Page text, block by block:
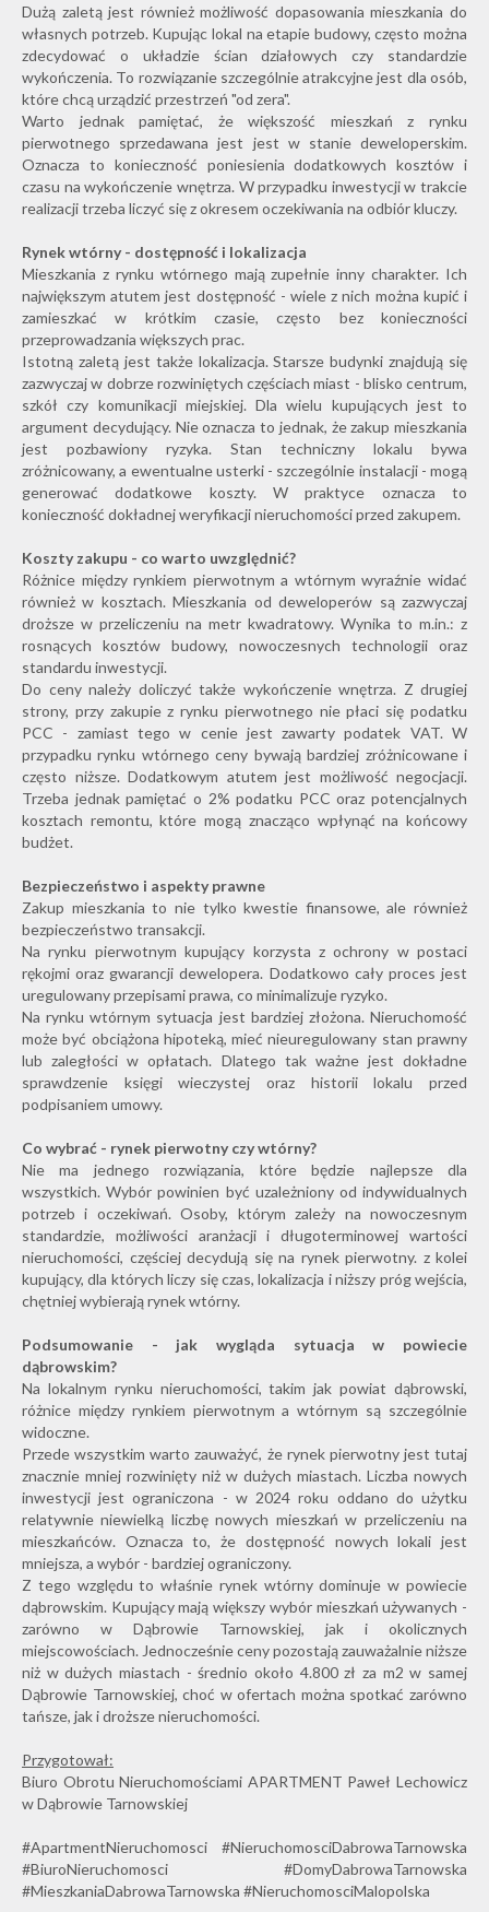
Dużą zaletą jest również możliwość dopasowania mieszkania do
własnych potrzeb. Kupując lokal na etapie budowy, często można
zdecydować o układzie ścian działowych czy standardzie
wykończenia. To rozwiązanie szczególnie atrakcyjne jest dla osób,
które chcą urządzić przestrzeń "od zera".
Warto jednak pamiętać, że większość mieszkań z rynku
pierwotnego sprzedawana jest jest w stanie deweloperskim.
Oznacza to konieczność poniesienia dodatkowych kosztów i
czasu na wykończenie wnętrza. W przypadku inwestycji w trakcie
realizacji trzeba liczyć się z okresem oczekiwania na odbiór kluczy.
Rynek wtórny - dostępność i lokalizacja
Mieszkania z rynku wtórnego mają zupełnie inny charakter. Ich
największym atutem jest dostępność - wiele z nich można kupić i
zamieszkać w krótkim czasie, często bez konieczności
przeprowadzania większych prac.
Istotną zaletą jest także lokalizacja. Starsze budynki znajdują się
zazwyczaj w dobrze rozwiniętych częściach miast - blisko centrum,
szkół czy komunikacji miejskiej. Dla wielu kupujących jest to
argument decydujący. Nie oznacza to jednak, że zakup mieszkania
jest pozbawiony ryzyka. Stan techniczny lokalu bywa
zróżnicowany, a ewentualne usterki - szczególnie instalacji - mogą
generować dodatkowe koszty. W praktyce oznacza to
konieczność dokładnej weryfikacji nieruchomości przed zakupem.
Koszty zakupu - co warto uwzględnić?
Różnice między rynkiem pierwotnym a wtórnym wyraźnie widać
również w kosztach. Mieszkania od deweloperów są zazwyczaj
droższe w przeliczeniu na metr kwadratowy. Wynika to m.in.: z
rosnących kosztów budowy, nowoczesnych technologii oraz
standardu inwestycji.
Do ceny należy doliczyć także wykończenie wnętrza. Z drugiej
strony, przy zakupie z rynku pierwotnego nie płaci się podatku
PCC - zamiast tego w cenie jest zawarty podatek VAT. W
przypadku rynku wtórnego ceny bywają bardziej zróżnicowane i
często niższe. Dodatkowym atutem jest możliwość negocjacji.
Trzeba jednak pamiętać o 2% podatku PCC oraz potencjalnych
kosztach remontu, które mogą znacząco wpłynąć na końcowy
budżet.
Bezpieczeństwo i aspekty prawne
Zakup mieszkania to nie tylko kwestie finansowe, ale również
bezpieczeństwo transakcji.
Na rynku pierwotnym kupujący korzysta z ochrony w postaci
rękojmi oraz gwarancji dewelopera. Dodatkowo cały proces jest
uregulowany przepisami prawa, co minimalizuje ryzyko.
Na rynku wtórnym sytuacja jest bardziej złożona. Nieruchomość
może być obciążona hipoteką, mieć nieuregulowany stan prawny
lub zaległości w opłatach. Dlatego tak ważne jest dokładne
sprawdzenie księgi wieczystej oraz historii lokalu przed
podpisaniem umowy.
Co wybrać - rynek pierwotny czy wtórny?
Nie ma jednego rozwiązania, które będzie najlepsze dla
wszystkich. Wybór powinien być uzależniony od indywidualnych
potrzeb i oczekiwań. Osoby, którym zależy na nowoczesnym
standardzie, możliwości aranżacji i długoterminowej wartości
nieruchomości, częściej decydują się na rynek pierwotny. z kolei
kupujący, dla których liczy się czas, lokalizacja i niższy próg wejścia,
chętniej wybierają rynek wtórny.
Podsumowanie - jak wygląda sytuacja w powiecie
dąbrowskim?
Na lokalnym rynku nieruchomości, takim jak powiat dąbrowski,
różnice między rynkiem pierwotnym a wtórnym są szczególnie
widoczne.
Przede wszystkim warto zauważyć, że rynek pierwotny jest tutaj
znacznie mniej rozwinięty niż w dużych miastach. Liczba nowych
inwestycji jest ograniczona - w 2024 roku oddano do użytku
relatywnie niewielką liczbę nowych mieszkań w przeliczeniu na
mieszkańców. Oznacza to, że dostępność nowych lokali jest
mniejsza, a wybór - bardziej ograniczony.
Z tego względu to właśnie rynek wtórny dominuje w powiecie
dąbrowskim. Kupujący mają większy wybór mieszkań używanych -
zarówno w Dąbrowie Tarnowskiej, jak i okolicznych
miejscowościach. Jednocześnie ceny pozostają zauważalnie niższe
niż w dużych miastach - średnio około 4.800 zł za m2 w samej
Dąbrowie Tarnowskiej, choć w ofertach można spotkać zarówno
tańsze, jak i droższe nieruchomości.
Przygotował:
Biuro Obrotu Nieruchomościami APARTMENT Paweł Lechowicz
w Dąbrowie Tarnowskiej
#ApartmentNieruchomosci #NieruchomosciDabrowaTarnowska
#BiuroNieruchomosci #DomyDabrowaTarnowska
#MieszkaniaDabrowaTarnowska #NieruchomosciMalopolska